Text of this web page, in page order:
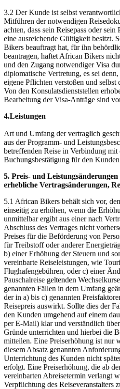
3.2 Der Kunde ist selbst
Mitführen der notwendigen
achten, dass sein Reisepass oder
eine ausreichende Gültigkeit besitzt.
Bikers beauftragt hat, für ihn
beantragen, haftet African Bikers
und den Zugang notwendiger Visa
diplomatische Vertretung, es sei
eigene Pflichten verstoßen und selbst
Von den Konsulatsdienststellen
Bearbeitung der Visa-Anträge sind
4.Leistungen
Art und Umfang der vertraglich
aus der Programm- und
betreffenden Reise in Verbindung
Buchungsbestätigung für den
5. Preis- und
erhebliche Vertragsänderungen,
5.1 African Bikers behält sich vor,
einseitig zu erhöhen, wenn die
unmittelbar ergibt aus einer nach
Abschluss des Vertrages nicht
Preises für die Beförderung von
für Treibstoff oder anderer
b) einer Erhöhung der Steuern und
vereinbarte Reiseleistungen, wie
Flughafengebühren, oder c) einer
Pauschalreise geltenden
genannten Fällen in dem Umfang
der in a) bis c) genannten
Reisepreis auswirkt. Sollte dies der
den Kunden umgehend auf einem
per E-Mail) klar und verständlich
Gründe unterrichten und hierbei die
mitteilen. Eine Preiserhöhung ist nur
diesem Absatz genannten
Unterrichtung des Kunden nicht
erfolgt. Eine Preiserhöhung, die ab
vereinbarten Abreisetermin verlangt
Verpflichtung des Reiseveranstalters